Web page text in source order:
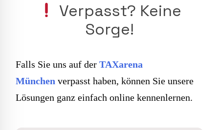
Verpasst? Keine
Sorge!
Falls Sie uns auf derTAXarena
München verpasst haben, können Sie unsere
Lösungen ganz einfach online kennenlernen.